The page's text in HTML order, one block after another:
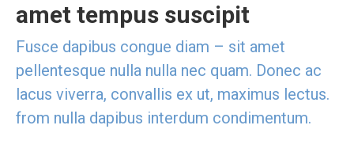
amet tempus suscipit
Fusce dapibus congue diam – sit amet
pellentesque nulla nulla nec quam. Donec ac
lacus viverra, convallis ex ut, maximus lectus.
from nulla dapibus interdum condimentum.